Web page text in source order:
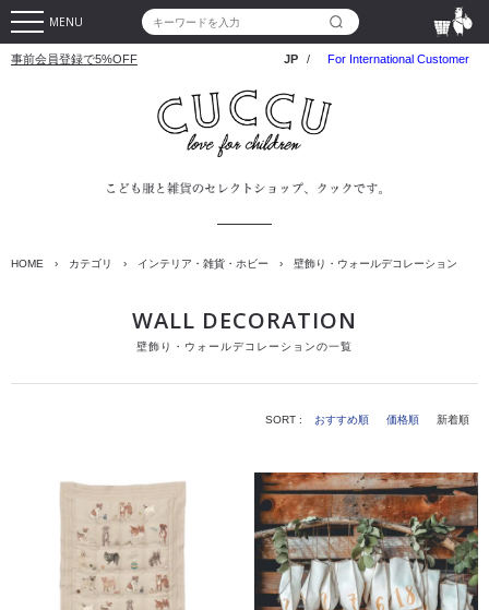
MENU
事前会員登録で5%OFF JP / For International Customer
HOME › カテゴリ › インテリア・雑貨・ホビー › 壁飾り・ウォールデコレーション
WALL DECORATION
壁飾り・ウォールデコレーションの一覧
SORT : おすすめ順 価格順 新着順